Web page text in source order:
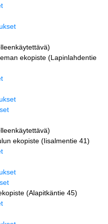
ekopiste (Lapinlahdentie
ekopiste (Iisalmentie 41)
(Alapitkäntie 45)